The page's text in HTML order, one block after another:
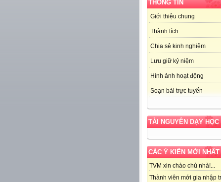
THÔNG TIN
Giới thiệu chung
Thành tích
Chia sẻ kinh nghiệm
Lưu giữ kỷ niệm
Hình ảnh hoạt động
Soạn bài trực tuyến
TÀI NGUYÊN DẠY HỌC
CÁC Ý KIẾN MỚI NHẤT
TVM xin chào chủ nhà!...
Thành viên mới gia nhập